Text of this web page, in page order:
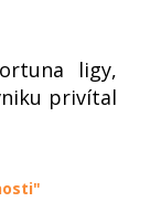
ligy,
privítal